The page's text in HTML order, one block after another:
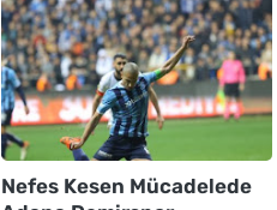
Nefes Kesen Mücadelede